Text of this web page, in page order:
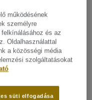
iQ
működésének
személyre
és az
Oldalhasználattal
a közösségi média
szolgáltatásokat
süti elfogadása